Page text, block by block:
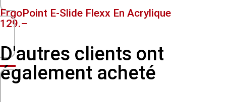
ErgoPoint E-Slide Flexx En Acrylique
129.–
D'autres clients ont
également acheté